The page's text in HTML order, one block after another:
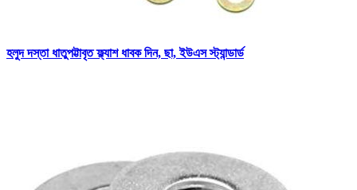
হলুদ দস্তা ধাতুপট্টাবৃত ফ্ল্যাশ ধাবক দিন, ছা, ইউএস স্ট্যান্ডার্ড